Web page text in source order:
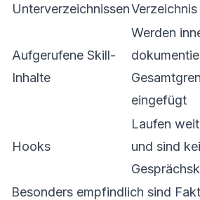
Unterverzeichnissen
Aufgerufene Skill-
Inhalte
Werden
eingefügt
Hooks
Laufen
und sind
Besonders empfindlich sind